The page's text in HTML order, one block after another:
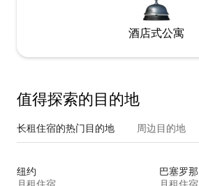
酒店式公寓
值得探索的目的地
长租住宿的热门目的地 周边目的地
纽约
巴塞罗那